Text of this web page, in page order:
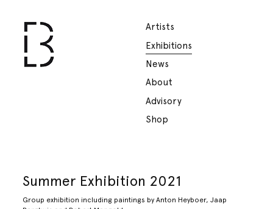
Artists
Exhibitions
News
About
Advisory
Shop
Summer Exhibition 2021
Group exhibition including paintings by Anton Heyboer, Jaap